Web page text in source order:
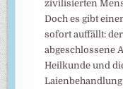
zivilisierten
Doch es gibt
sofort auffällt:
abgeschlossene
Heilkunde und